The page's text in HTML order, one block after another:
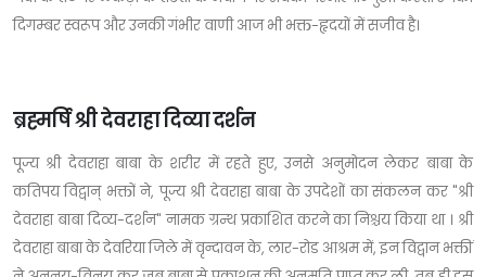
दिगम्बर स्वरूप और उनकी गंभीर वाणी आज भी भक्त-हृदयों में सजीव है।
ब्रह्मर्षि श्री देवराहा दिव्या दर्शन
पूज्य श्री देवराहा बाबा के शरीर में रहते हुए, उनसे अनुमोदन लेकर बाबा के
कतिपय विद्वान् भक्तों ने, पूज्य श्री देवराहा बाबा के उपदेशों का संकलन कर "श्री
देवराहा बाबा दिव्य-दर्शन" नामक ग्रन्थ प्रकाशित करने का निश्चय किया था । श्री
देवराहा बाबा के देवरिया जिले में वृन्दावन के, लार-रोड आश्रम में, इन विद्वान भक्तीं